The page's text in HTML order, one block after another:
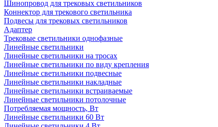
Шинопровод для трековых светильников
Коннектор для трекового светильника
Подвесы для трековых светильников
Адаптер
Трековые светильники однофазные
Линейные светильники
Линейные светильники на тросах
Линейные светильники по виду крепления
Линейные светильники подвесные
Линейные светильники накладные
Линейные светильники встраиваемые
Линейные светильники потолочные
Потребляемая мощность, Вт
Линейные светильники 60 Вт